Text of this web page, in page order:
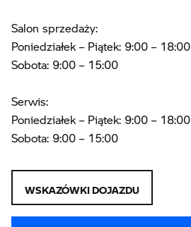
Salon sprzedaży:
Poniedziałek – Piątek: 9:00 – 18:00
Sobota: 9:00 – 15:00
Serwis:
Poniedziałek – Piątek: 9:00 – 18:00
Sobota: 9:00 – 15:00
WSKAZÓWKI DOJAZDU